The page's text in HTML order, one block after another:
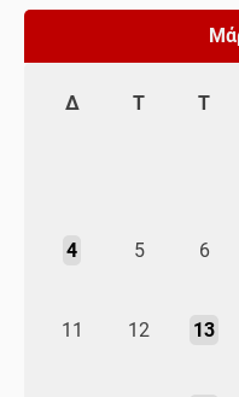
Δ Τ Τ
4 5 6
11 12 13